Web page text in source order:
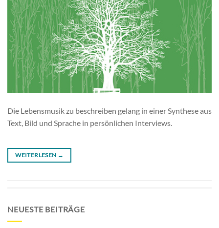
Die Lebensmusik zu beschreiben gelang in einer Synthese aus
Text, Bild und Sprache in persönlichen Interviews.
WEITERLESEN →
NEUESTE BEITRÄGE